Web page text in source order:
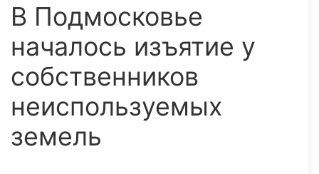
В Подмосковье
началось изъятие у
собственников
неиспользуемых
земель